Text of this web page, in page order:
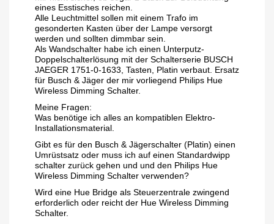
eines Esstisches reichen.
Alle Leuchtmittel sollen mit einem Trafo im
gesonderten Kasten über der Lampe versorgt
werden und sollten dimmbar sein.
Als Wandschalter habe ich einen Unterputz-
Doppelschalterlösung mit der Schalterserie BUSCH
JAEGER 1751-0-1633, Tasten, Platin verbaut. Ersatz
für Busch & Jäger der mir vorliegend Philips Hue
Wireless Dimming Schalter.
Meine Fragen:
Was benötige ich alles an kompatiblen Elektro-
Installationsmaterial.
Gibt es für den Busch & Jägerschalter (Platin) einen
Umrüstsatz oder muss ich auf einen Standardwipp
schalter zurück gehen und und den Philips Hue
Wireless Dimming Schalter verwenden?
Wird eine Hue Bridge als Steuerzentrale zwingend
erforderlich oder reicht der Hue Wireless Dimming
Schalter.